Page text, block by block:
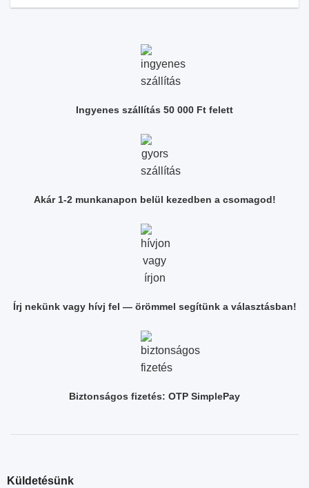
Ingyenes szállítás 50 000 Ft felett
Akár 1-2 munkanapon belül kezedben a csomagod!
Írj nekünk vagy hívj fel — örömmel segítünk a választásban!
Biztonságos fizetés: OTP SimplePay
Küldetésünk